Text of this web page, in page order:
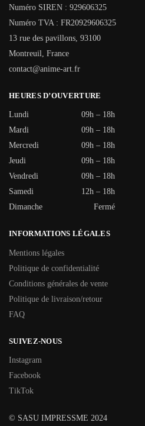
Numéro SIREN : 929606325
Numéro TVA : FR20929606325
13 rue des pavillons, 93100
Montreuil, France
contact@anime-art.fr
HEURES D’OUVERTURE
Lundi
09h – 18h
Mardi
09h – 18h
Mercredi
09h – 18h
Jeudi
09h – 18h
Vendredi
09h – 18h
Samedi
12h – 18h
Dimanche
Fermé
INFORMATIONS LÉGALES
Mentions légales
Politique de confidentialité
Conditions générales de vente
Politique de livraison/retour
FAQ
SUIVEZ-NOUS
Instagram
Facebook
TikTok
© SASU IMPRESSME 2024